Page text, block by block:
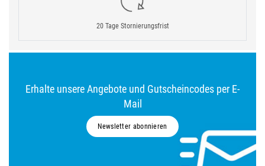
20 Tage Stornierungsfrist
Erhalte unsere Angebote und Gutscheincodes per E-
Mail
Newsletter abonnieren